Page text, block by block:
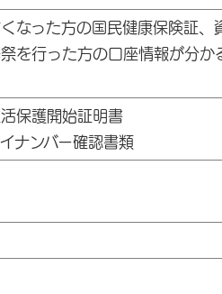
くなった方の国民健康保険証
祭を行った方の口座情報が分
活保護開始証明書
イナンバー確認書類